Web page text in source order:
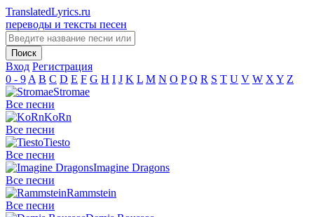
TranslatedLyrics.ru
переводы и тексты песен
Вход Регистрация
0 - 9 A B C D E F G H I J K L M N O P Q R S T U V W X Y Z
Stromae
Все песни
KoRn
Все песни
Tiesto
Все песни
Imagine Dragons
Все песни
Rammstein
Все песни